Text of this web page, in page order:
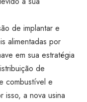
de implantar e
alimentadas por
em sua estratégia
de
combustível e
isso, a nova usina